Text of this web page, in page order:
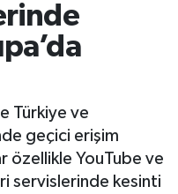
Türkiye ve
geçici erişim
özellikle YouTube ve
servislerinde kesinti
Fikstür